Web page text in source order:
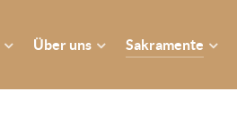
Über uns Sakramente